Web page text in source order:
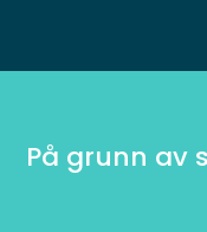
På grunn av